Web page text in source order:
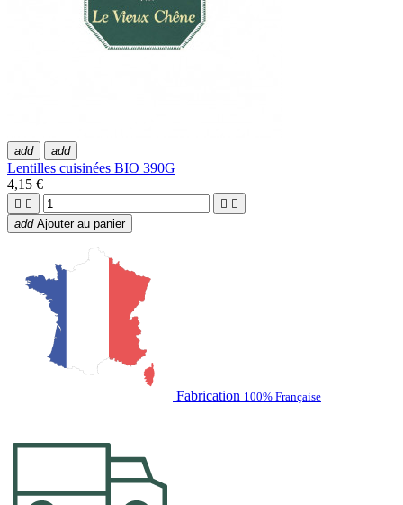
add add
Lentilles cuisinées BIO 390G
4,15 €
   
add Ajouter au panier
Fabrication 100% Française